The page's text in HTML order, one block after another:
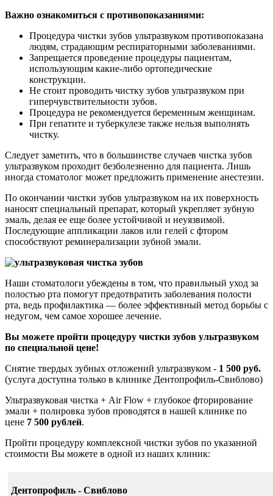
Важно ознакомиться с противопоказаниями:
Процедура чистки зубов ультразвуком противопоказана
людям, страдающим респираторными заболеваниями.
Запрещается проведение процедуры пациентам,
использующим какие-либо ортопедические
конструкции.
Не стоит проводить чистку зубов ультразвуком при
гиперчувствительности зубов.
Процедура не рекомендуется беременным женщинам.
При гепатите и туберкулезе также нельзя выполнять
чистку.
Следует заметить, что в большинстве случаев чистка зубов
ультразвуком проходит безболезненно для пациента. Лишь
иногда стоматолог может предложить применение анестезии.
По окончании чистки зубов ультразвуком на их поверхность
наносят специальный препарат, который укрепляет зубную
эмаль, делая ее еще более устойчивой и неуязвимой.
Последующие аппликации лаков или гелей с фтором
способствуют реминерализации зубной эмали.
Наши стоматологи убеждены в том, что правильный уход за
полостью рта помогут предотвратить заболевания полости
рта, ведь профилактика — более эффективный метод борьбы с
недугом, чем самое хорошее лечение.
Вы можете пройти процедуру чистки зубов ультразвуком
по специальной цене!
Снятие твердых зубных отложений ультразвуком - 1 500 руб.
(услуга доступна только в клинике Дентопрофиль-Свиблово)
Ультразвуковая чистка + Air Flow + глубокое фторирование
эмали + полировка зубов проводятся в нашей клинике по
цене 7 500 рублей.
Пройти процедуру комплексной чистки зубов по указанной
стоимости Вы можете в одной из наших клиник:
Дентопрофиль - Свиблово